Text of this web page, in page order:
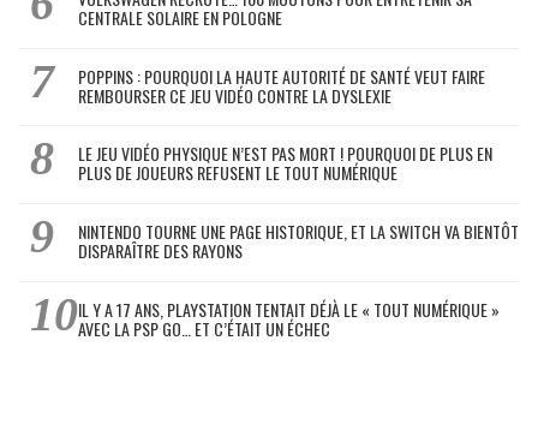
CENTRALE SOLAIRE EN POLOGNE
POPPINS : POURQUOI LA HAUTE AUTORITÉ DE SANTÉ VEUT FAIRE
REMBOURSER CE JEU VIDÉO CONTRE LA DYSLEXIE
LE JEU VIDÉO PHYSIQUE N’EST PAS MORT ! POURQUOI DE PLUS EN
PLUS DE JOUEURS REFUSENT LE TOUT NUMÉRIQUE
NINTENDO TOURNE UNE PAGE HISTORIQUE, ET LA SWITCH VA BIENTÔT
DISPARAÎTRE DES RAYONS
IL Y A 17 ANS, PLAYSTATION TENTAIT DÉJÀ LE « TOUT NUMÉRIQUE »
AVEC LA PSP GO… ET C’ÉTAIT UN ÉCHEC